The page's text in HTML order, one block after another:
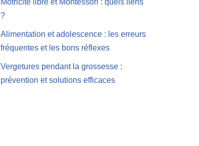
Motricité libre et Montessori : quels liens
?
Alimentation et adolescence : les erreurs
fréquentes et les bons réflexes
Vergetures pendant la grossesse :
prévention et solutions efficaces